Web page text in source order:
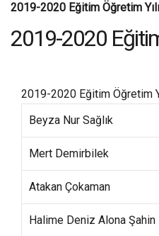
2019-2020 Eğitim Öğretim Yılı
2019-2020
2019-2020 Eğitim Öğretim
Beyza Nur Sağlık
Mert Demirbilek
Atakan Çokaman
Halime Deniz Alona Şahin